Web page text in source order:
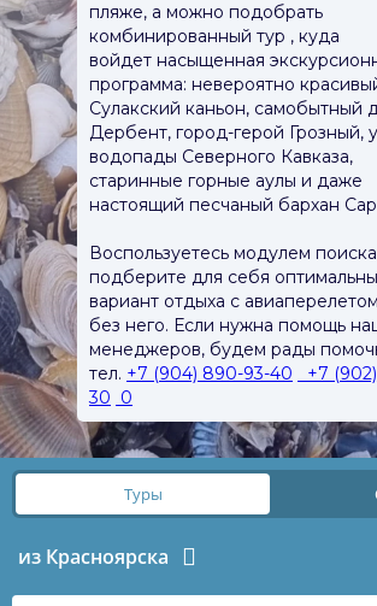
пляже, а можно подобрать
комбинированный тур , куда
войдет насыщенная
программа: невероятно
Сулакский каньон, самобытный
Дербент, город-герой Грозный,
водопады Северного Кавказа,
старинные горные аулы и даже
настоящий песчаный бархан
Воспользуетесь модулем
подберите для себя
вариант отдыха с
без него. Если нужна помощь
менеджеров, будем рады
тел. +7 (904) 890-93-40
+7
30 0
Туры
из Красноярска